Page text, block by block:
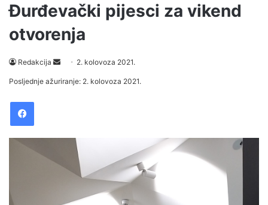
Đurđevački pijesci za vikend
otvorenja
Redakcija
Send 2. kolovoza 2021.
Posljednje ažuriranje: 2. kolovoza 2021.
Facebook